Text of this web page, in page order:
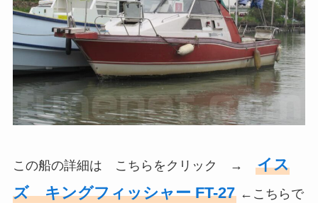
この船の詳細は こちらをクリック → イス
ズ キングフィッシャー FT-27←こちらで